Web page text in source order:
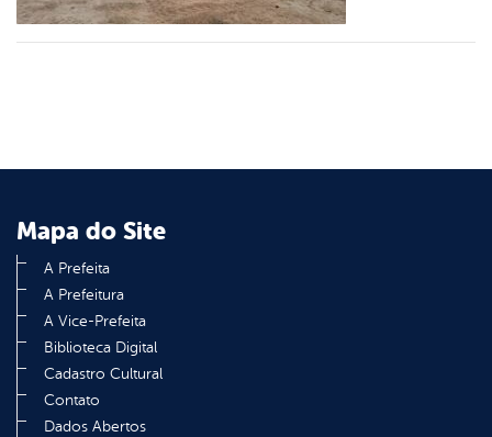
Mapa do Site
A Prefeita
A Prefeitura
A Vice-Prefeita
Biblioteca Digital
Cadastro Cultural
Contato
Dados Abertos